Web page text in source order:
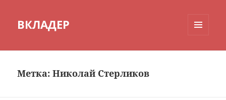
ВКЛАДЕР
Метка:Николай Стерликов